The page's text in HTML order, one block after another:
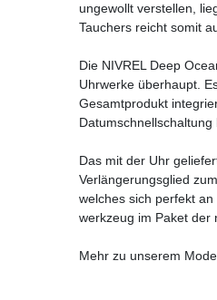
ungewollt verstellen,
Tauchers reicht somit
Die NIVREL Deep
Uhrwerke überhaupt.
Gesamtprodukt
Datumschnellschaltung
Das mit der Uhr
Verlängerungsglied
welches sich perfekt
werkzeug im Paket der
Mehr zu unserem